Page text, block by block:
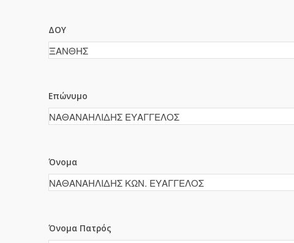
ΔΟΥ
Επώνυμο
Όνομα
Όνομα Πατρός